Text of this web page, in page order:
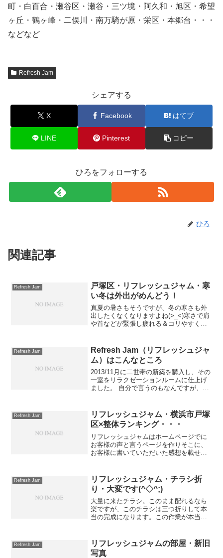
町・白百合・瀬谷区・瀬谷・三ツ境・阿久和・旭区・希望
ヶ丘・鶴ヶ峰・二俣川・南万騎が原・栄区・本郷台・・・
などなど
Refresh Jam
シェアする
X Facebook はてブ
LINE Pinterest コピー
ひろをフォローする
ひろ
関連記事
Refresh Jam
戸塚区・リフレッシュジャム・寒
い冬は外出がめんどう！
真夏の暑さもそうですが、冬の寒さも外
出したくなくなりますよね(>_<)寒さで肩
や首などが緊張し疲れる＆コリやすくな
シュジャムが便利ですよ！駐車場完備
で、寒い中歩かずに家...
Refresh Jam
Refresh Jam（リフレッシュジャ
ム）はこんなところ
2013/11月に二世帯の新築を購入し、その
一室をリラクゼーションルームに仕上げ
ました。 自分で言うのもなんですが、施
敵な部屋です。 問題は家の場所です。 正
直、微妙な...
Refresh Jam
リフレッシュジャム・横浜市戸塚
区×整体ランキング・・・
リフレッシュジャムはホームページでに
お客様の声と言うページを作りそこに、
お客様に書いていただいた感想を載せて
ミを書いていただいています(^o^)感謝感
謝です♪その...
Refresh Jam
リフレッシュジャム・チラシ折
り・大変です(^◇^;)
大量に来たチラシ。このまま配れるなら
楽ですが、このチラシは三つ折りして本
当の完成になります。この作業が本当に
１００枚ほどたまったら折り目をきれい
にして完成☆しばらく...
Refresh Jam
リフレッシュジャムの部屋・新旧
写真